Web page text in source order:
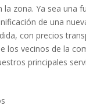
zona. Ya sea una
de una
con precios
los vecinos de la
principales